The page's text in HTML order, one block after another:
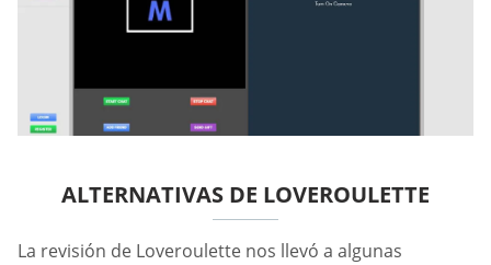
ALTERNATIVAS DE LOVEROULETTE
La revisión de Loveroulette nos llevó a algunas